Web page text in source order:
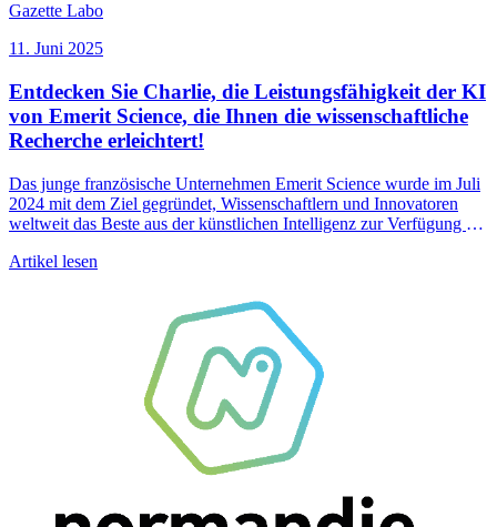
Gazette Labo
11. Juni 2025
Entdecken Sie Charlie, die Leistungsfähigkeit der KI
von Emerit Science, die Ihnen die wissenschaftliche
Recherche erleichtert!
Das junge französische Unternehmen Emerit Science wurde im Juli
2024 mit dem Ziel gegründet, Wissenschaftlern und Innovatoren
weltweit das Beste aus der künstlichen Intelligenz zur Verfügung zu
Forschungsassistenten für die Biowissenschaften, der die
Artikel lesen